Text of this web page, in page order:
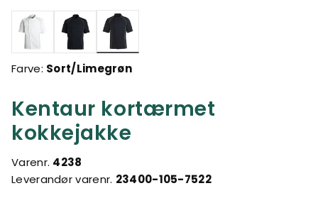
Kentaur kortærmet
kokkejakke
Varenr. 4238
Leverandør varenr. 23400-105-7522
valgte
Farve: Sort/Limegrøn